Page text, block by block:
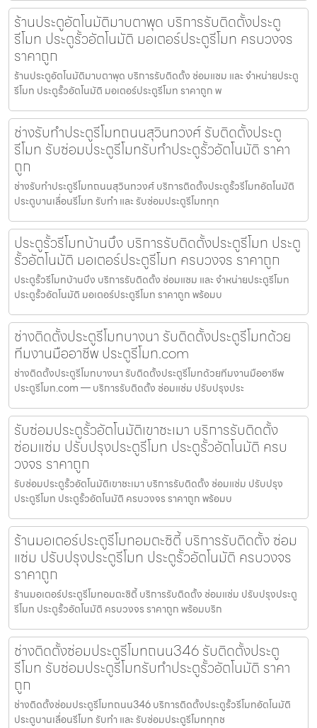
ร้านประตูอัตโนมัติมาบตาพุด บริการรับติดตั้งประตู
รีโมท ประตูรั้วอัตโนมัติ มอเตอร์ประตูรีโมท ครบวงจร
ราคาถูก
ร้านประตูอัตโนมัติมาบตาพุด บริการรับติดตั้ง ซ่อมแซม และ จำหน่ายประตู
รีโมท ประตูรั้วอัตโนมัติ มอเตอร์ประตูรีโมท ราคาถูก พ
ช่างรับทำประตูรีโมทถนนสุวินทวงศ์ รับติดตั้งประตู
รีโมท รับซ่อมประตูรีโมทรับทำประตูรั้วอัตโนมัติ ราคา
ถูก
ช่างรับทำประตูรีโมทถนนสุวินทวงศ์ บริการติดตั้งประตูรั้วรีโมทอัตโนมัติ
ประตูบานเลื่อนรีโมท รับทำ และ รับซ่อมประตูรีโมททุก
ประตูรั้วรีโมทบ้านบึง บริการรับติดตั้งประตูรีโมท ประตู
รั้วอัตโนมัติ มอเตอร์ประตูรีโมท ครบวงจร ราคาถูก
ประตูรั้วรีโมทบ้านบึง บริการรับติดตั้ง ซ่อมแซม และ จำหน่ายประตูรีโมท
ประตูรั้วอัตโนมัติ มอเตอร์ประตูรีโมท ราคาถูก พร้อมบ
ช่างติดตั้งประตูรีโมทบางนา รับติดตั้งประตูรีโมทด้วย
ทีมงานมืออาชีพ ประตูรีโมท.com
ช่างติดตั้งประตูรีโมทบางนา รับติดตั้งประตูรีโมทด้วยทีมงานมืออาชีพ
ประตูรีโมท.com — บริการรับติดตั้ง ซ่อมแซ่ม ปรับปรุงประ
รับซ่อมประตูรั้วอัตโนมัติเขาชะเมา บริการรับติดตั้ง
ซ่อมแซ่ม ปรับปรุงประตูรีโมท ประตูรั้วอัตโนมัติ ครบ
วงจร ราคาถูก
รับซ่อมประตูรั้วอัตโนมัติเขาชะเมา บริการรับติดตั้ง ซ่อมแซ่ม ปรับปรุง
ประตูรีโมท ประตูรั้วอัตโนมัติ ครบวงจร ราคาถูก พร้อมบ
ร้านมอเตอร์ประตูรีโมทอมตะซิตี้ บริการรับติดตั้ง ซ่อม
แซ่ม ปรับปรุงประตูรีโมท ประตูรั้วอัตโนมัติ ครบวงจร
ราคาถูก
ร้านมอเตอร์ประตูรีโมทอมตะซิตี้ บริการรับติดตั้ง ซ่อมแซ่ม ปรับปรุงประตู
รีโมท ประตูรั้วอัตโนมัติ ครบวงจร ราคาถูก พร้อมบริก
ช่างติดตั้งซ่อมประตูรีโมทถนน346 รับติดตั้งประตู
รีโมท รับซ่อมประตูรีโมทรับทำประตูรั้วอัตโนมัติ ราคา
ถูก
ช่างติดตั้งซ่อมประตูรีโมทถนน346 บริการติดตั้งประตูรั้วรีโมทอัตโนมัติ
ประตูบานเลื่อนรีโมท รับทำ และ รับซ่อมประตูรีโมททุกช